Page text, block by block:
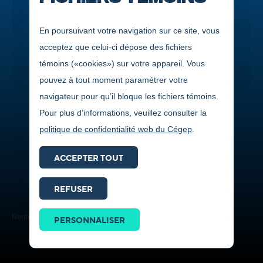
En poursuivant votre navigation sur ce site, vous
acceptez que celui-ci dépose des fichiers
témoins («cookies») sur votre appareil. Vous
pouvez à tout moment paramétrer votre
navigateur pour qu’il bloque les fichiers témoins.
Pour plus d’informations, veuillez consulter la
politique de confidentialité web du Cégep
ACCEPTER TOUT
REFUSER
PERSONNALISER
DANS CETTE SECTION
BIENVENUE AU CÉGEP DE
JONQUIÈRE !
Rentrée 2024